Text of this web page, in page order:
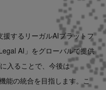
援するリーガルAIプラットフ
AI」をグローバルで提供
入ることで、今後は
能の統合を目指します。こ